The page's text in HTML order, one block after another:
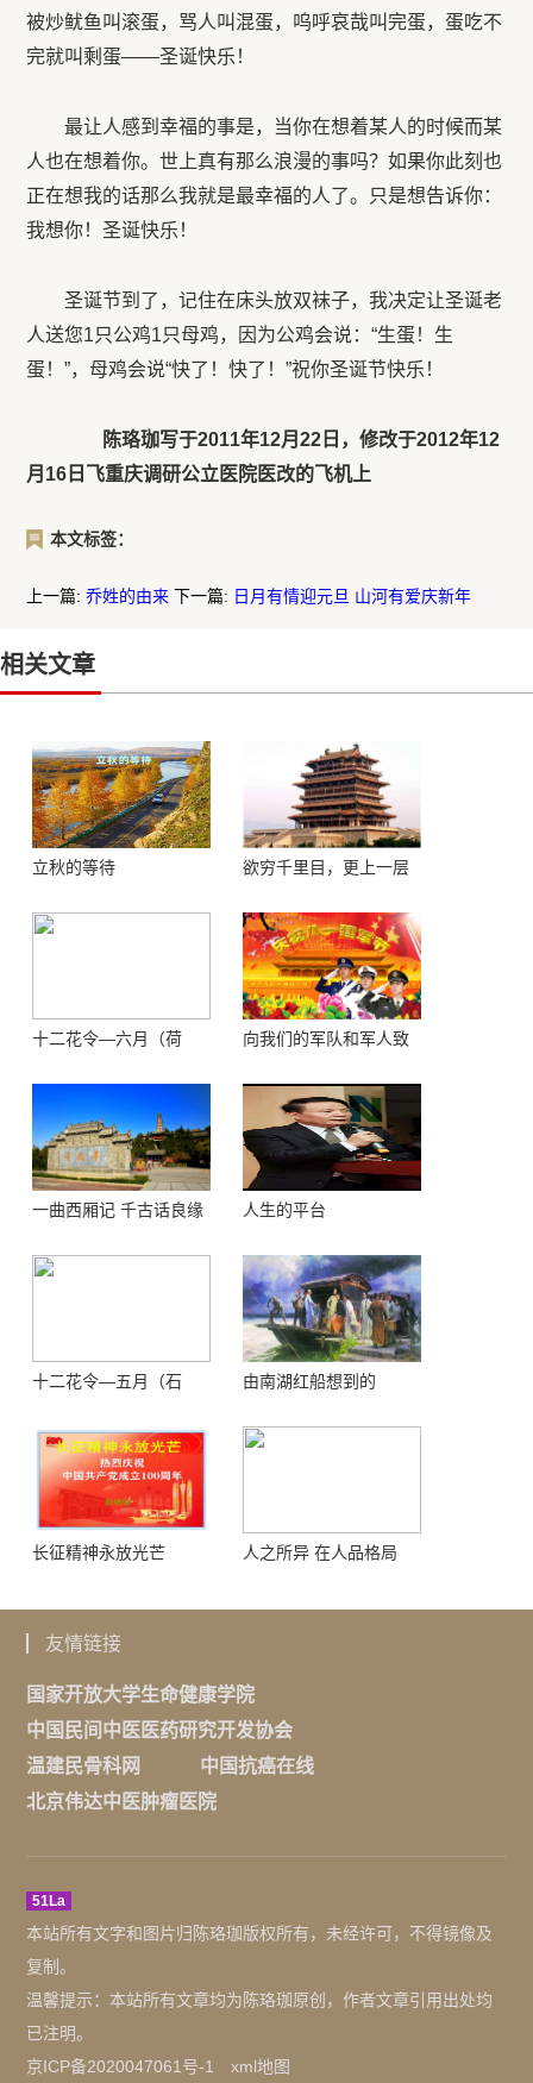
被炒鱿鱼叫滚蛋，骂人叫混蛋，呜呼哀哉叫完蛋，蛋吃不
完就叫剩蛋——圣诞快乐！
最让人感到幸福的事是，当你在想着某人的时候而某
人也在想着你。世上真有那么浪漫的事吗？如果你此刻也
正在想我的话那么我就是最幸福的人了。只是想告诉你：
我想你！圣诞快乐！
圣诞节到了，记住在床头放双袜子，我决定让圣诞老
人送您1只公鸡1只母鸡，因为公鸡会说：“生蛋！生
蛋！”，母鸡会说“快了！快了！”祝你圣诞节快乐！
陈珞珈写于2011年12月22日，修改于2012年12
月16日飞重庆调研公立医院医改的飞机上
本文标签：
上一篇:乔姓的由来 下一篇: 日月有情迎元旦 山河有爱庆新年
相关文章
立秋的等待
欲穷千里目，更上一层
十二花令—六月（荷
向我们的军队和军人致
一曲西厢记 千古话良缘 人生的平台
十二花令—五月（石
由南湖红船想到的
长征精神永放光芒 人之所异 在人品格局
友情链接
国家开放大学生命健康学院
中国民间中医医药研究开发协会
温建民骨科网
中国抗癌在线
北京伟达中医肿瘤医院
51La
本站所有文字和图片归陈珞珈版权所有，未经许可，不得镜像及
复制。
温馨提示：本站所有文章均为陈珞珈原创，作者文章引用出处均
已注明。
京ICP备2020047061号-1
xml地图